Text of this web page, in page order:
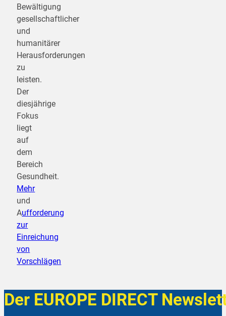
Bewältigung
gesellschaftlicher
und
humanitärer
Herausforderungen
zu
leisten.
Der
diesjährige
Fokus
liegt
auf
dem
Bereich
Gesundheit.
Mehr
und
Aufforderung
zur
Einreichung
von
Vorschlägen
Der EUROPE DIRECT